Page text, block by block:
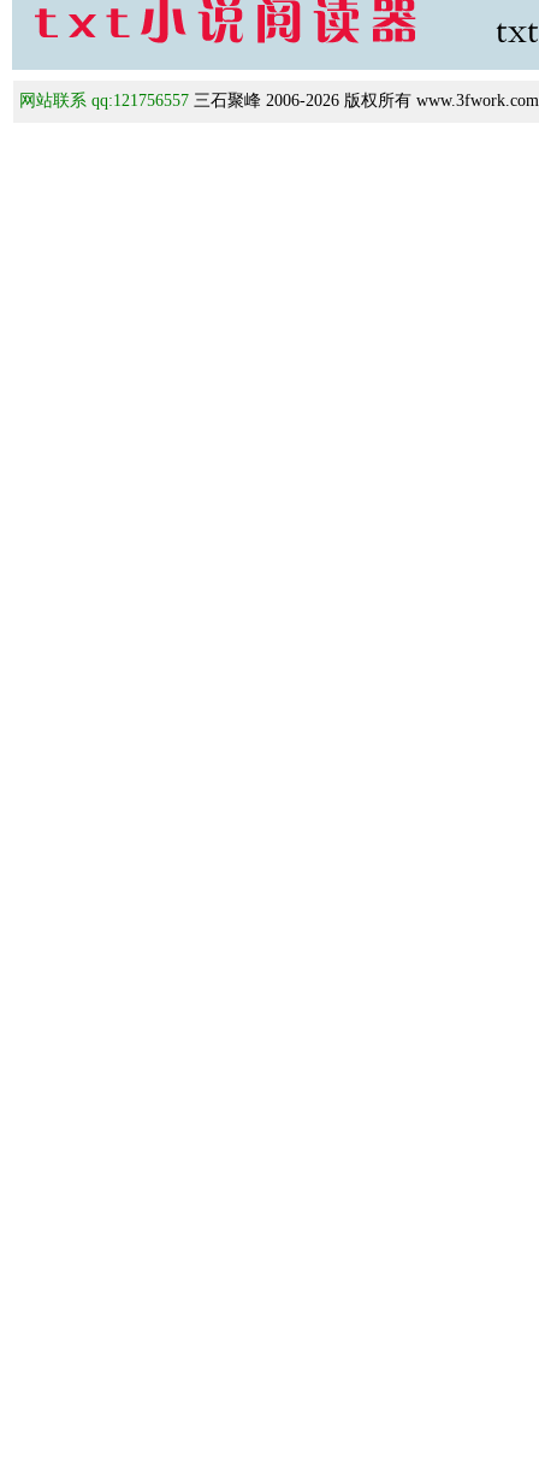
网站联系 qq:121756557 三石聚峰 2006-2026 版权所有